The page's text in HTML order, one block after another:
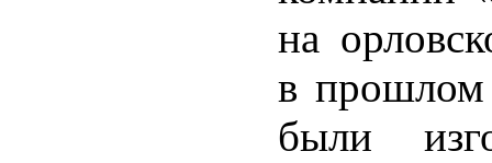
на
в прошлом
были